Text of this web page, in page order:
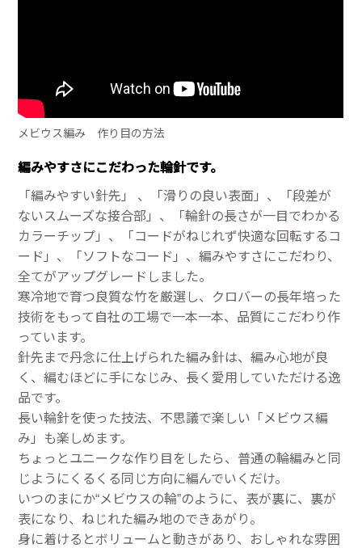
メビウス編み 作り目の方法
編みやすさにこだわった輪針です。
「編みやすい針先」 、「滑りの良い表面」、「段差が
ないスムーズな接合部」、「輪針の長さが一目でわかる
カラーチップ」、「コードがねじれず快適な回転するコ
ード」、「ソフトなコード」、編みやすさにこだわり、
全てがアップグレードしました。
寒冷地で育つ良質な竹を厳選し、クロバーの長年培った
技術をもって自社の工場で一本一本、品質にこだわり作
っています。
針先まで丹念に仕上げられた編み針は、編み心地が良
く、編むほどに手になじみ、長く愛用していただける逸
品です。
長い輪針を使った技法、不思議で楽しい「メビウス編
み」も楽しめます。
ちょっとユニークな作り目をしたら、普通の輪編みと同
じようにくるくる同じ方向に編んでいくだけ。
いつのまにか“メビウスの輪”のように、表が裏に、裏が
表になり、ねじれた編み地のできあがり。
身に着けるとボリュームと動きがあり、おしゃれな雰囲